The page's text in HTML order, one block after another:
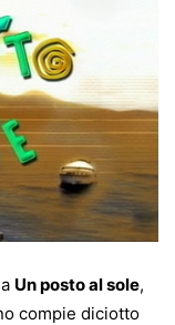
Un posto al sole,
compie diciotto